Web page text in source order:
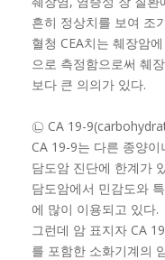
흔히 정상치를 보여 조
혈청 CEA치는 췌장암
으로 측정함으로써 췌
보다 큰 의의가 있다.
㉡ CA 19-
CA 19-9는 다른 종양
담도암 진단에 한계가
담도암에서 민감도와
에 많이 이용되고 있다.
그런데 암 표지자 CA
를 포함한 소화기계의